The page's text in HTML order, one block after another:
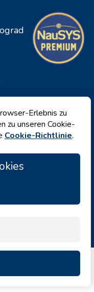
Tours d.o.o.
Erlebnis zu
zu unseren Cookie-
Cookie-Richtlinie.